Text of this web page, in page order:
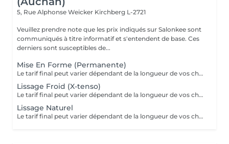
5, Rue Alphonse Weicker Kirchberg L-2721
Veuillez prendre note que les prix indiqués sur Salonkee sont
communiqués à titre informatif et s'entendent de base. Ces
derniers sont susceptibles de...
Mise En Forme (Permanente)
Le tarif final peut varier dépendant de la longueur de vos cheveux ainsi que des soins et produits utilisés.
Lissage Froid (X-tenso)
Le tarif final peut varier dépendant de la longueur de vos cheveux ainsi que des soins et produits utilisés.
Lissage Naturel
Le tarif final peut varier dépendant de la longueur de vos cheveux ainsi que des soins et produits utilisés.